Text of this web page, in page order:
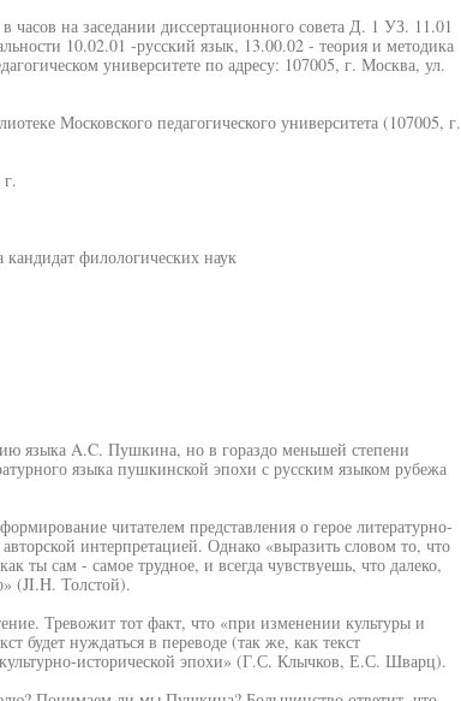
на заседании диссертационного совета Д. 1 УЗ. 11.01
10.02.01 -русский язык, 13.00.02 - теория и методика
университете по адресу: 107005, г. Москва, ул.
Московского педагогического университета (107005, г.
кандидат филологических наук
языка A.C. Пушкина, но в гораздо меньшей степени
языка пушкинской эпохи с русским языком рубежа
читателем представления о герое литературно-
интерпретацией. Однако «выразить словом то, что
ты сам - самое трудное, и всегда чувствуешь, что далеко,
(JI.H. Толстой).
Тревожит тот факт, что «при изменении культуры и
будет нуждаться в переводе (так же, как текст
исторической эпохи» (Г.С. Клычков, Е.С. Шварц).